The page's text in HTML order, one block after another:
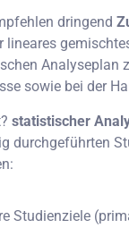
dringend
lineares
Analyseplan
sowie bei der
statistischer
durchgeführten
Studienziele